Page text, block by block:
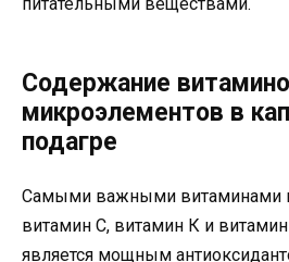
Содержание
микроэлементов в
подагре
Самыми важными витаминами в
витамин С, витамин К и
является мощным